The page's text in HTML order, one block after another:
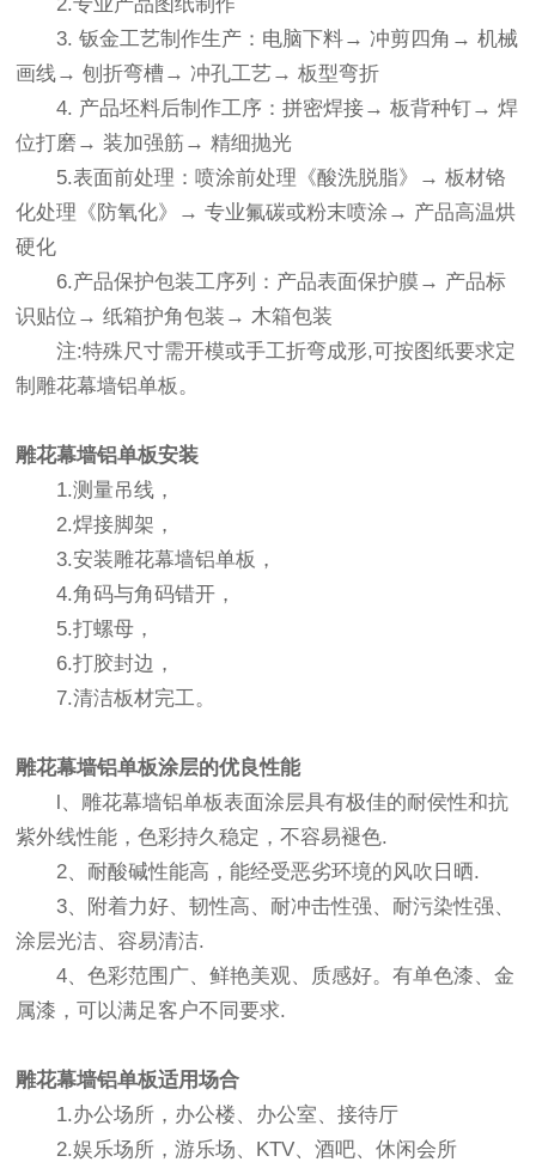
3. 钣金工艺制作生产：电脑下料→ 冲剪四角→ 机械
画线→ 刨折弯槽→ 冲孔工艺→ 板型弯折
4. 产品坯料后制作工序：拼密焊接→ 板背种钉→ 焊
位打磨→ 装加强筋→ 精细抛光
5.表面前处理：喷涂前处理《酸洗脱脂》→ 板材铬
化处理《防氧化》→ 专业氟碳或粉末喷涂→ 产品高温烘
硬化
6.产品保护包装工序列：产品表面保护膜→ 产品标
识贴位→ 纸箱护角包装→ 木箱包装
注:特殊尺寸需开模或手工折弯成形,可按图纸要求定
制雕花幕墙铝单板。
雕花幕墙铝单板安装
1.测量吊线，
2.焊接脚架，
3.安装雕花幕墙铝单板，
4.角码与角码错开，
5.打螺母，
6.打胶封边，
7.清洁板材完工。
雕花幕墙铝单板涂层的优良性能
l、雕花幕墙铝单板表面涂层具有极佳的耐侯性和抗
紫外线性能，色彩持久稳定，不容易褪色.
2、耐酸碱性能高，能经受恶劣环境的风吹日晒.
3、附着力好、韧性高、耐冲击性强、耐污染性强、
涂层光洁、容易清洁.
4、色彩范围广、鲜艳美观、质感好。有单色漆、金
属漆，可以满足客户不同要求.
雕花幕墙铝单板适用场合
1.办公场所，办公楼、办公室、接待厅
2.娱乐场所，游乐场、KTV、酒吧、休闲会所